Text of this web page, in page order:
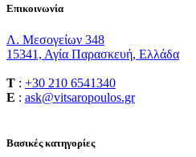
Επικοινωνία
Λ. Μεσογείων 348
15341, Αγία Παρασκευή, Ελλάδα
T : +30 210 6541340
E : ask@vitsaropoulos.gr
Βασικές κατηγορίες